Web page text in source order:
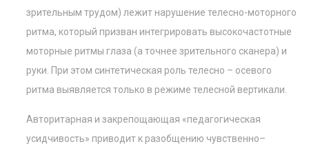
зрительным трудом) лежит нарушение телесно-моторного
ритма, который призван интегрировать высокочастотные
моторные ритмы глаза (а точнее зрительного сканера) и
руки. При этом синтетическая роль телесно – осевого
ритма выявляется только в режиме телесной вертикали.
Авторитарная и закрепощающая «педагогическая
усидчивость» приводит к разобщению чувственно–